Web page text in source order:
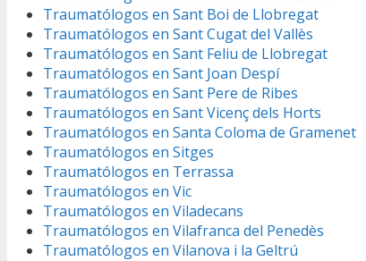
Traumatólogos en Sant Boi de Llobregat
Traumatólogos en Sant Cugat del Vallès
Traumatólogos en Sant Feliu de Llobregat
Traumatólogos en Sant Joan Despí
Traumatólogos en Sant Pere de Ribes
Traumatólogos en Sant Vicenç dels Horts
Traumatólogos en Santa Coloma de Gramenet
Traumatólogos en Sitges
Traumatólogos en Terrassa
Traumatólogos en Vic
Traumatólogos en Viladecans
Traumatólogos en Vilafranca del Penedès
Traumatólogos en Vilanova i la Geltrú